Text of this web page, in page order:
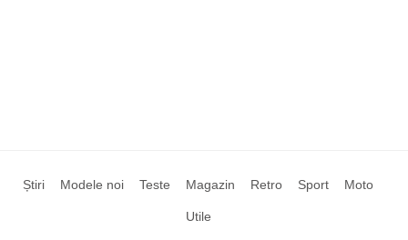
Știri Modele noi Teste Magazin Retro Sport Moto
Utile